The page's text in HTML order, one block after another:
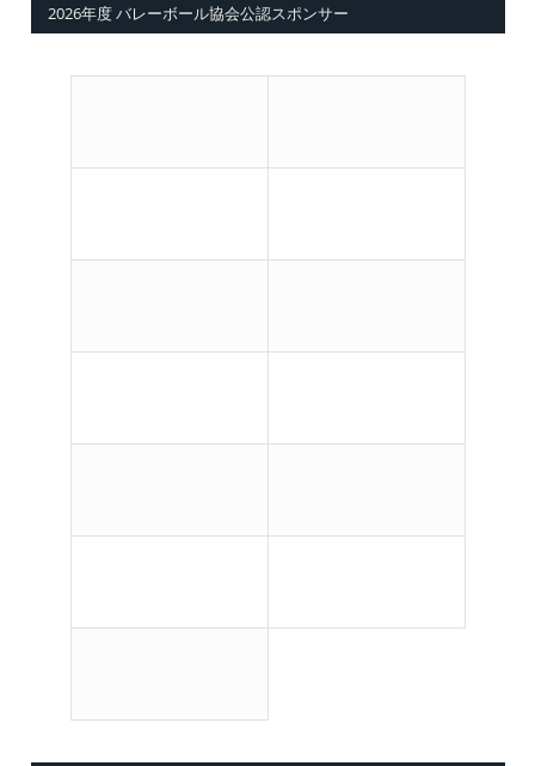
2026年度 バレーボール協会公認スポンサー